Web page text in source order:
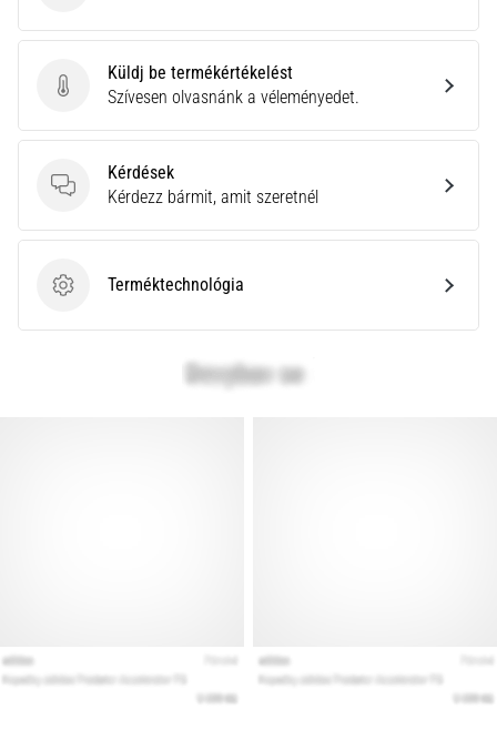
Küldj be termékértékelést
Küldj be termékértékelést
Szívesen olvasnánk a véleményedet.
Kérdések
Kérdések
Kérdezz bármit, amit szeretnél
Terméktechnológia
Terméktechnológia